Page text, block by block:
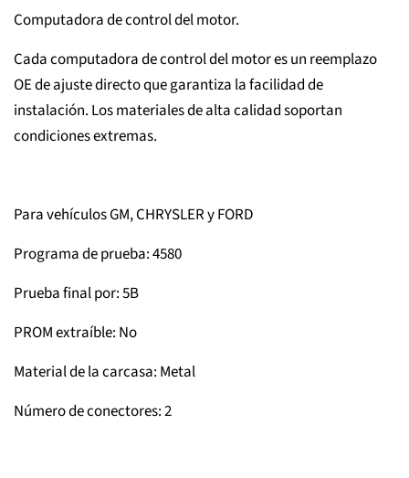
Computadora de control del motor.
Cada computadora de control del motor es un reemplazo
OE de ajuste directo que garantiza la facilidad de
instalación. Los materiales de alta calidad soportan
condiciones extremas.
Para vehículos GM, CHRYSLER y FORD
Programa de prueba: 4580
Prueba final por: 5B
PROM extraíble: No
Material de la carcasa: Metal
Número de conectores: 2